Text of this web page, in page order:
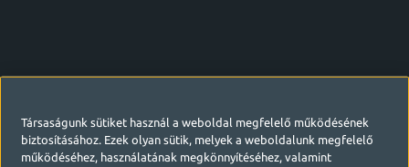
Társaságunk sütiket használ a weboldal megfelelő működésének
biztosításához. Ezek olyan sütik, melyek a weboldalunk megfelelő
működéséhez, használatának megkönnyítéséhez, valamint